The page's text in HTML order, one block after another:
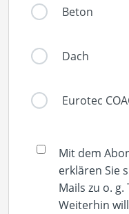
Beton
Dach
Eurotec
Mit dem
erklären Sie
Mails zu o.
Weiterhin